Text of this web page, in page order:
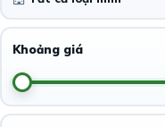
Khoảng giá